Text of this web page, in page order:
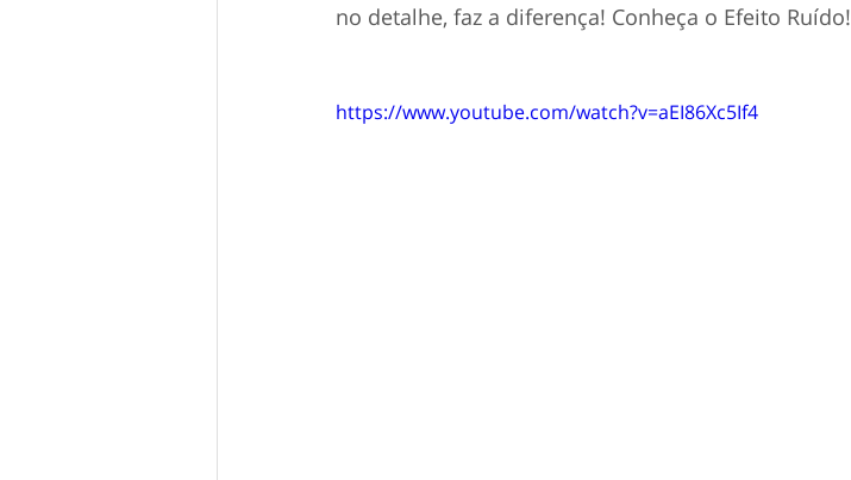
no detalhe, faz a diferença! Conheça o Efeito Ruído!
https://www.youtube.com/watch?v=aEI86Xc5If4